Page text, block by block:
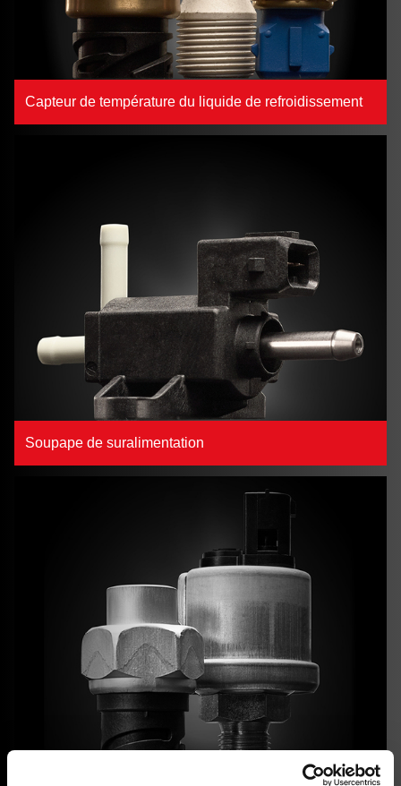
Capteur de température du liquide de refroidissement
Soupape de suralimentation